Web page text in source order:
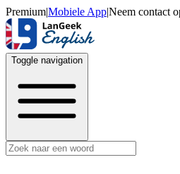
Premium|Mobiele App|Neem contact
Toggle navigation